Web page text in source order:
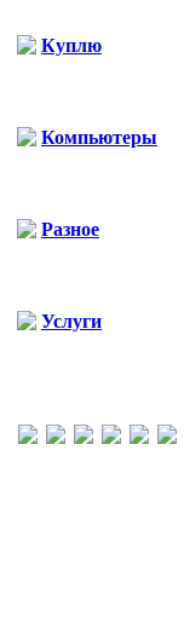
Куплю
Компьютеры
Разное
Услуги